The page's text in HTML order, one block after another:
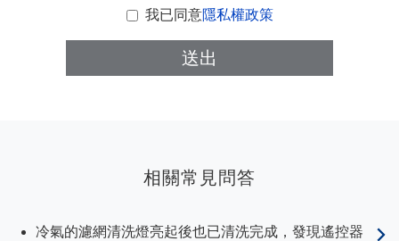
我已同意隱私權政策
送出
相關常見問答
冷氣的濾網清洗燈亮起後也已清洗完成，發現遙控器